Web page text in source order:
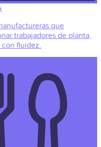
que
trabajadores de planta,
fluidez.